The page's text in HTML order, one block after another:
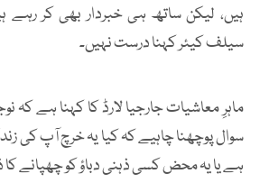
ہیں، لیکن ساتھ ہی خبردار بھی کر رہے
سیلف کیئر کہنا درست نہیں۔
ماہرِ معاشیات جارجیا لارڈ کا کہنا ہے کہ
سوال پوچھنا چاہیے کہ کیا یہ خرچ آپ کی
ہے یا یہ محض کسی ذہنی دباؤ کو چھپانے